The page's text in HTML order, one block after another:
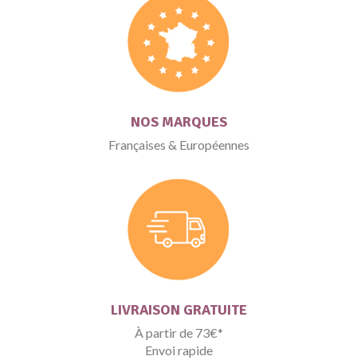
NOS MARQUES
Françaises & Européennes
LIVRAISON GRATUITE
À partir de 73€*
Envoi rapide